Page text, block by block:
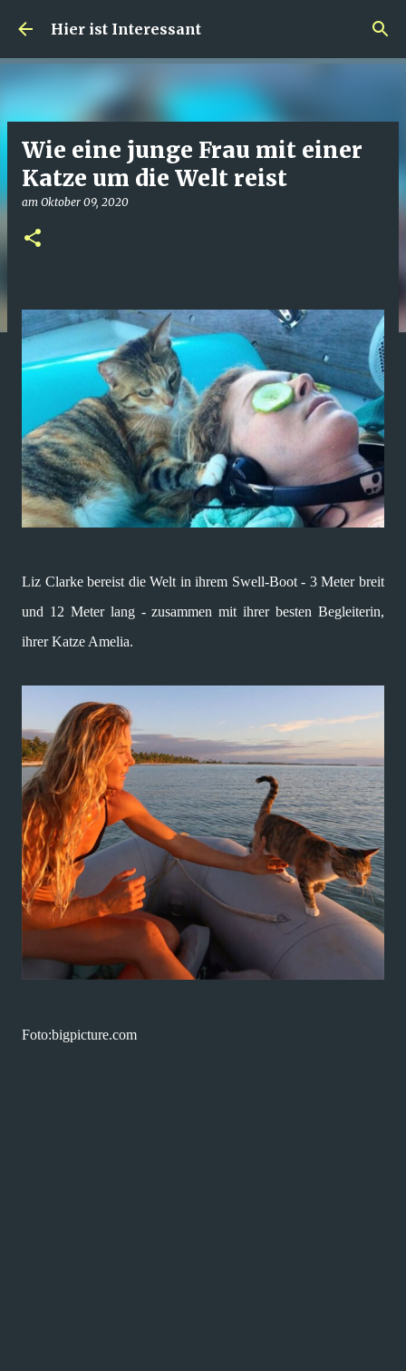
Direkt zum Hauptbereich
Hier ist Interessant
Wie eine junge Frau mit einer
Katze um die Welt reist
am Oktober 09, 2020
Liz Clarke bereist die Welt in ihrem Swell-Boot - 3 Meter breit
und 12 Meter lang - zusammen mit ihrer besten Begleiterin,
ihrer Katze Amelia.
Foto:bigpicture.com